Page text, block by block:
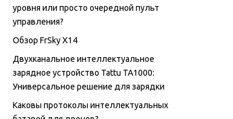
уровня или просто очередной пульт
управления?
Обзор FrSky X14
Двухканальное интеллектуальное
зарядное устройство Tattu TA1000:
Универсальное решение для зарядки
Каковы протоколы интеллектуальных